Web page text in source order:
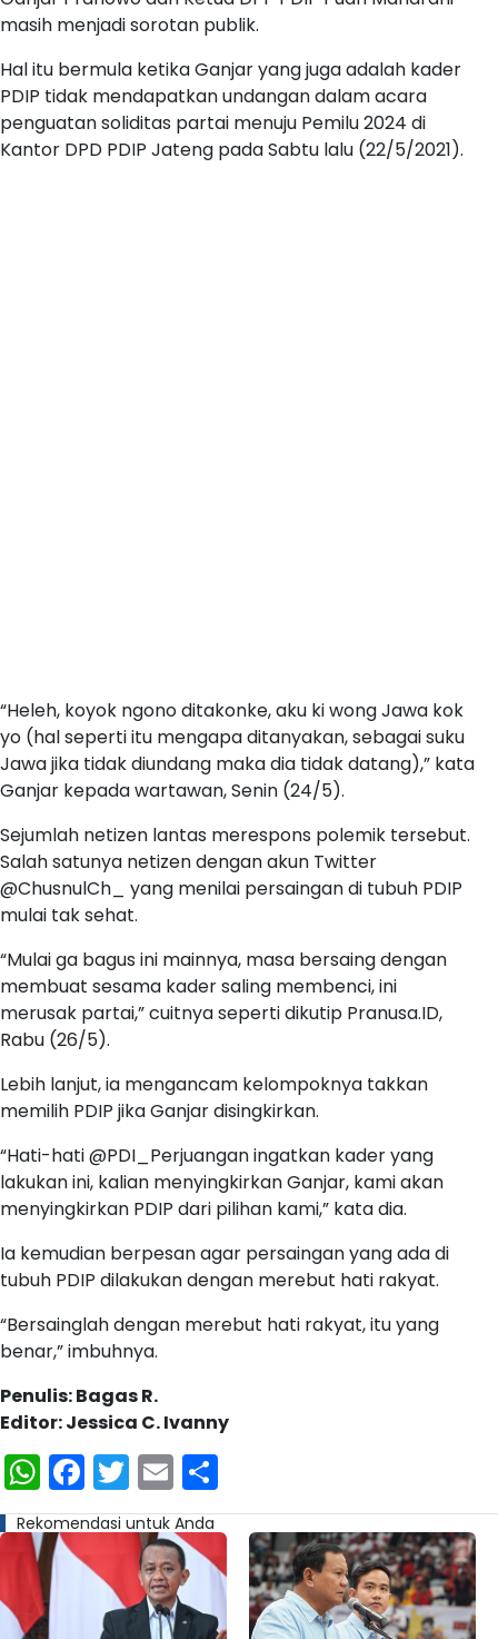
masih menjadi sorotan publik.
Hal itu bermula ketika Ganjar yang juga adalah kader
PDIP tidak mendapatkan undangan dalam acara
penguatan soliditas partai menuju Pemilu 2024 di
Kantor DPD PDIP Jateng pada Sabtu lalu (22/5/2021).
“Heleh, koyok ngono ditakonke, aku ki wong Jawa kok
yo (hal seperti itu mengapa ditanyakan, sebagai suku
Jawa jika tidak diundang maka dia tidak datang),” kata
Ganjar kepada wartawan, Senin (24/5).
Sejumlah netizen lantas merespons polemik tersebut.
Salah satunya netizen dengan akun Twitter
@ChusnulCh_ yang menilai persaingan di tubuh PDIP
mulai tak sehat.
“Mulai ga bagus ini mainnya, masa bersaing dengan
membuat sesama kader saling membenci, ini
merusak partai,” cuitnya seperti dikutip Pranusa.ID,
Rabu (26/5).
Lebih lanjut, ia mengancam kelompoknya takkan
memilih PDIP jika Ganjar disingkirkan.
“Hati-hati @PDI_Perjuangan ingatkan kader yang
lakukan ini, kalian menyingkirkan Ganjar, kami akan
menyingkirkan PDIP dari pilihan kami,” kata dia.
Ia kemudian berpesan agar persaingan yang ada di
tubuh PDIP dilakukan dengan merebut hati rakyat.
“Bersainglah dengan merebut hati rakyat, itu yang
benar,” imbuhnya.
Penulis: Bagas R.
Editor: Jessica C. Ivanny
WhatsApp
Facebook
Twitter
Email
Rekomendasi untuk Anda